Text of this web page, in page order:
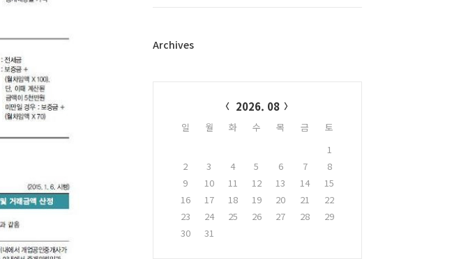
플
Archives
2026. 08
일 월 화 수 목 금
토
1
2
3 4 5 6 7
8
9
10 11 12 13 14
15
16
17 18 19 20 21
22
23
24 25 26 27 28
29
30
31